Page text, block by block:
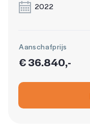
2022
Aanschafprijs
€ 36.840,-